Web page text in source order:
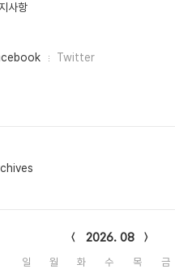
사항
Twitter
2026. 08
일 월 화 수 목 금